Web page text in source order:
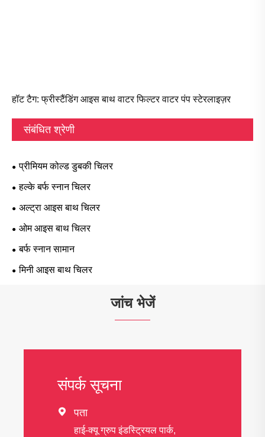
हॉट टैग: फ्रीस्टैंडिंग आइस बाथ वाटर फिल्टर वाटर पंप स्टेरलाइज़र
संबंधित श्रेणी
प्रीमियम कोल्ड डुबकी चिलर
हल्के बर्फ स्नान चिलर
अल्ट्रा आइस बाथ चिलर
ओम आइस बाथ चिलर
बर्फ स्नान सामान
मिनी आइस बाथ चिलर
जांच भेजें
संपर्क सूचना
 पता
हाई-क्यू ग्रुप इंडस्ट्रियल पार्क,